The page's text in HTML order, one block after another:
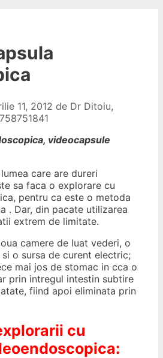
11, 2012 de Dr Ditoiu,
videocapsule
care are dureri
sa faca o explorare cu
pentru ca este o metoda
. Dar, din pacate utilizarea
extrem de limitate.
camere de luat vederi, o
o sursa de curent electric;
mai jos de stomac in cca o
prin intregul intestin subtire
fiind apoi eliminata prin
cu